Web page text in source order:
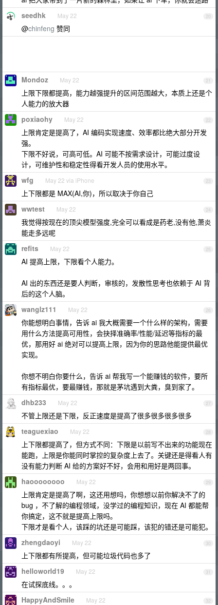
20
seedhk May 22
@chinfeng 赞同
21
Mondoz May 22
上限下限都提高，能力越强提升的区间范围越大，本质上还是个
人能力的放大器
22
poxiaohy May 22
上限肯定是提高了，AI 编码实现速度、效率都比绝大部分开发
强。
下限不好说，可高可低。AI 可能不按需求设计，可能过度设
计，可维护性和稳定性得看开发人员的使用水平。
23
wfg May 22 via iPhone
上下限都是 MAX(AI,你)，所以取决于你自己
24
wwtest May 22
我觉得按现在的顶尖模型强度,完全可以看成是药老,没有他,萧炎
能走多远呢
25
refits May 22
AI 提高上限，下限看个人能力。
AI 出的东西还是要人判断，审核的，发散性思考也依赖于 AI 背
后的这个人脑。
26
wanglz111 May 22
你能想明白事情，告诉 ai 我大概需要一个什么样的架构，需要
用什么方法提高可用性，会抉择准确率/性能/延迟等指标的最
优，那用好 ai 绝对可以提高上限，因为你的思路他能提供最优
实现。
你想不明白你要什么，告诉 ai 帮我写一个能赚钱的软件，要所
有指标最优，要最赚钱，那就是茅坑遇到大粪，臭到家了。
27
dhb233 May 22
不管上限还是下限，反正速度是提高了很多很多很多很多
28
teaguexiao May 22
上下限都提高了，但方式不同：下限是以前写不出来的功能现在
能跑，上限是你能同时掌控的复杂度上去了。关键还是得看人有
没有能力判断 AI 给的方案好不好，会用和用好是两回事。
29
haoooooooo May 22
上限肯定是提高了啊，这还用想吗，你想想以前你解决不了的
bug ，不了解的编程领域，没学过的编程知识，现在 AI 都能帮
你搞定，这不就是提高上限吗。
下限才是看个人，该踩的坑还是可能踩，该犯的错还是可能犯。
30
zhengdaoyi May 22
上下限都有所提高，但可能垃圾代码也多了
31
helloworld19 May 22
在试探底线。。。
32
HappyAndSmile May 22